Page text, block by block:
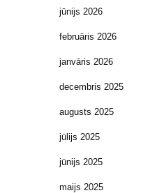
jūnijs 2026
februāris 2026
janvāris 2026
decembris 2025
augusts 2025
jūlijs 2025
jūnijs 2025
maijs 2025